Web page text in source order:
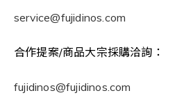
service@fujidinos.com
合作提案/商品大宗採購洽詢：
fujidinos@fujidinos.com